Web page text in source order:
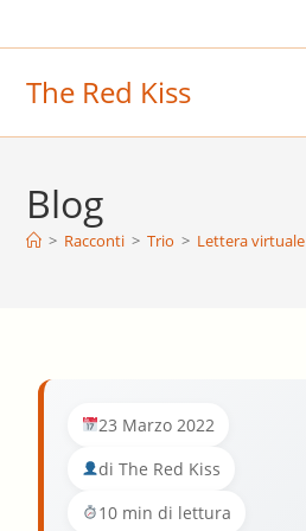
al
The Red Kiss
Blog
> Racconti > Trio > Lettera virtuale
23 Marzo 2022
di The Red Kiss
10 min di lettura